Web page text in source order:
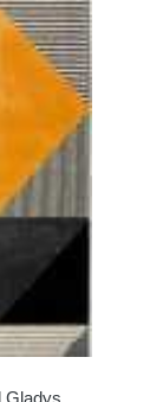
Gladys